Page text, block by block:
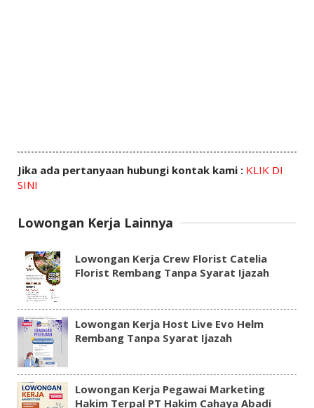
Jika ada pertanyaan hubungi kontak kami : KLIK DI
SINI
Lowongan Kerja Lainnya
Lowongan Kerja Crew Florist Catelia
Florist Rembang Tanpa Syarat Ijazah
Lowongan Kerja Host Live Evo Helm
Rembang Tanpa Syarat Ijazah
Lowongan Kerja Pegawai Marketing
Hakim Terpal PT Hakim Cahaya Abadi